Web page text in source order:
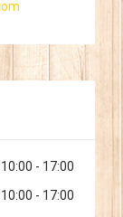
10:00
17:00
10:00
17:00